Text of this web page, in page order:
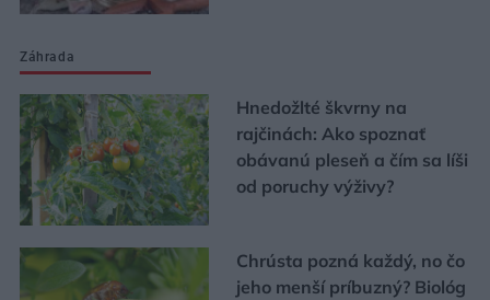
Záhrada
Hnedožlté škvrny na
rajčinách: Ako spoznať
obávanú pleseň a čím sa líši
od poruchy výživy?
Chrústa pozná každý, no čo
jeho menší príbuzný? Biológ